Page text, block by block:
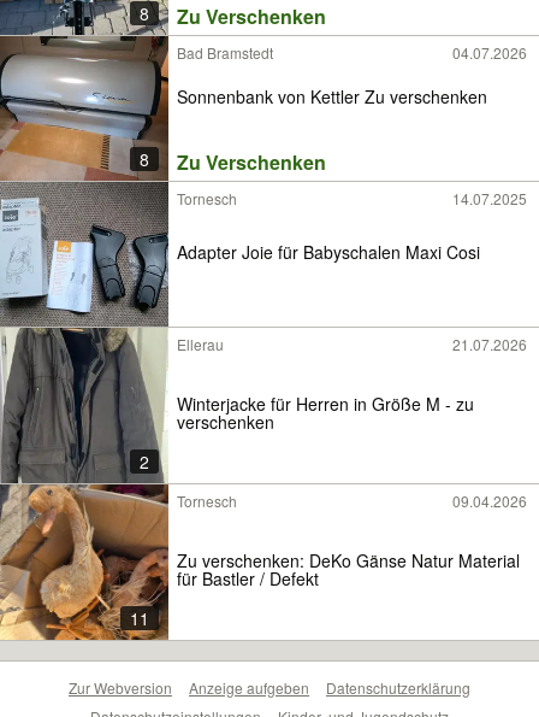
8 Zu Verschenken
8
Bad Bramstedt 04.07.2026
Sonnenbank von Kettler Zu verschenken
Zu Verschenken
Tornesch 14.07.2025
Adapter Joie für Babyschalen Maxi Cosi
2
Ellerau 21.07.2026
Winterjacke für Herren in Größe M - zu
verschenken
11
Tornesch 09.04.2026
Zu verschenken: DeKo Gänse Natur Material
für Bastler / Defekt
Zur Webversion Anzeige aufgeben
Datenschutzerklärung